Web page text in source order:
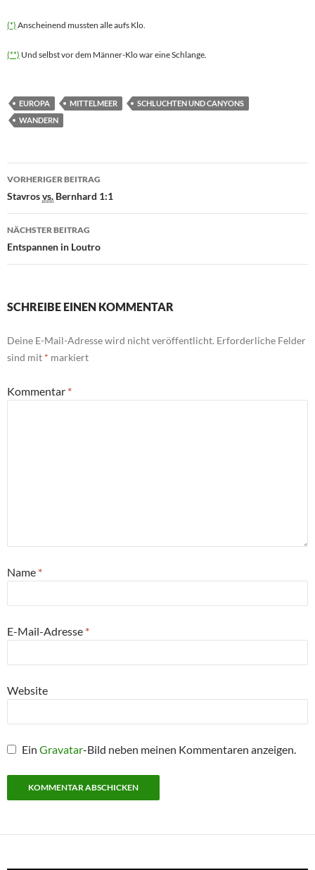
(*) Anscheinend mussten alle aufs Klo.
(**) Und selbst vor dem Männer-Klo war eine Schlange.
EUROPA MITTELMEER
SCHLUCHTEN UND CANYONS
WANDERN
Beitragsnavigation
VORHERIGER BEITRAG
Stavrosvs. Bernhard 1:1
NÄCHSTER BEITRAG
Entspannen in Loutro
SCHREIBE EINEN KOMMENTAR
Deine E-Mail-Adresse wird nicht veröffentlicht. Erforderliche Felder
sind mit * markiert
Kommentar *
Name *
E-Mail-Adresse *
Website
EinGravatar-Bild neben meinen Kommentaren anzeigen.